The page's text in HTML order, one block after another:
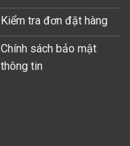
Kiểm tra đơn đặt hàng
Chính sách bảo mật
thông tin